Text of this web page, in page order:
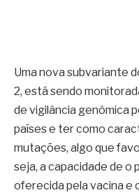
Uma nova subvariante
2, está sendo
de vigilância genômica
países e ter como
mutações, algo que
seja, a capacidade de
oferecida pela vacina e